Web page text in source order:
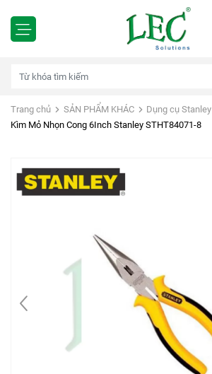
Trang chủ SẢN PHẨM KHÁC
Dụng cụ Stanley
Kìm Mỏ Nhọn Cong 6Inch Stanley STHT84071-8